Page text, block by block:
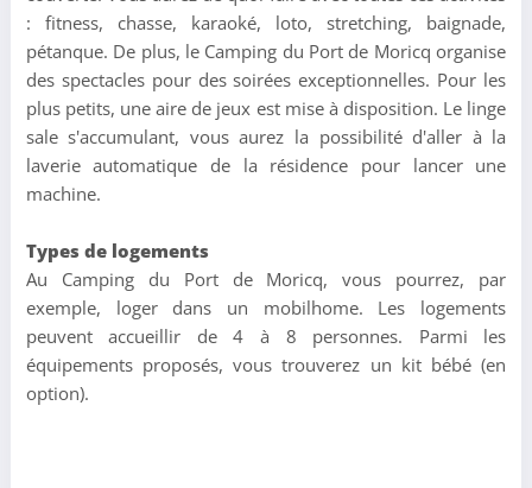
: fitness, chasse, karaoké, loto, stretching, baignade,
pétanque. De plus, le Camping du Port de Moricq organise
des spectacles pour des soirées exceptionnelles. Pour les
plus petits, une aire de jeux est mise à disposition. Le linge
sale s'accumulant, vous aurez la possibilité d'aller à la
laverie automatique de la résidence pour lancer une
machine.
Types de logements
Au Camping du Port de Moricq, vous pourrez, par
exemple, loger dans un mobilhome. Les logements
peuvent accueillir de 4 à 8 personnes. Parmi les
équipements proposés, vous trouverez un kit bébé (en
option).